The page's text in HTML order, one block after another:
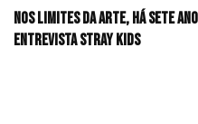
Nos limites da arte, há sete
Entrevista Stray Kids